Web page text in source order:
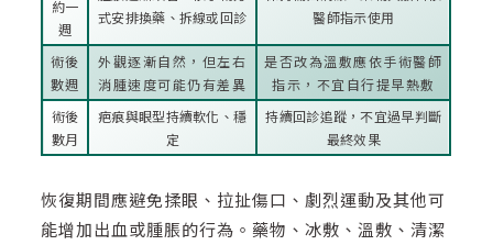
約一
週
式安排換藥、拆線或回診
醫師指示使用
術後
數週
外觀逐漸自然，但左右
消腫速度可能仍有差異
是否改為溫敷應依手術醫師
指示，不宜自行提早熱敷
術後
數月
疤痕與眼型持續軟化、穩
定
持續回診追蹤，不宜過早判斷
最終效果
恢復期間應避免揉眼、拉扯傷口、劇烈運動及其他可
能增加出血或腫脹的行為。藥物、冰敷、溫敷、清潔